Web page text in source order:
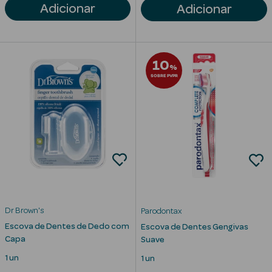
Solares de
Corpo
Solares Infantis
After Sun
Bronzeadores
Autobronzeadores
Protetores
Solares para
Adicionar Adicionar
Dr Brown's
Escova de Dentes de Dedo com
Capa
1 un
10%
SOBRE PVPR
Parodontax
Escova de Dentes Gengivas
Suave
1 un